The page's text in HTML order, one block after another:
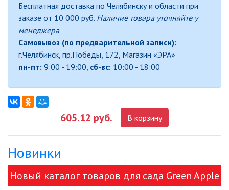
РАСТЕНИЙ (ФИТОСВЕТИЛЬНИКИ)
АКСЕССУАРЫ ДЛЯ
БАКТЕРИЦИДНЫЕ ЛАМПЫ
ДАТЧИКИ ДВИЖЕНИЯ И
ДЕКОРАТИВНАЯ ПОДСВЕТКА
ИЗОЛЯЦИОННАЯ ЛЕНТА
Бесплатная доставка по Челябинску и области при
заказе от 10 000 руб. Наличие товара уточняйте у
менеджера
Самовывоз (по предварительной записи):
г.Челябинск, пр.Победы, 172, Магазин «ЭРА»
пн-пт: 9:00 - 19:00, сб-вс: 10:00 - 18:00
605.12 руб. В корзину
Новинки
Новый каталог товаров для сада Green Apple